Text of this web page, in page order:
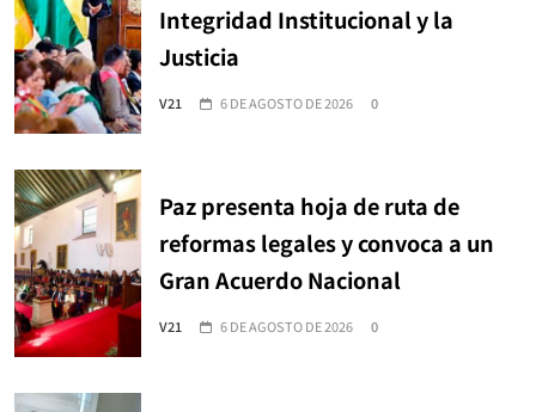
Integridad Institucional y la
Justicia
V21 6 DE AGOSTO DE 2026 0
Paz presenta hoja de ruta de
reformas legales y convoca a un
Gran Acuerdo Nacional
V21 6 DE AGOSTO DE 2026 0